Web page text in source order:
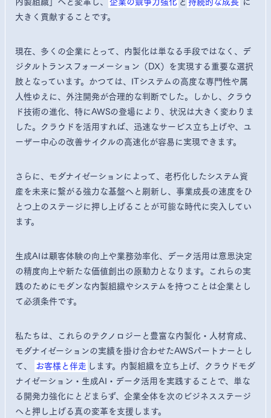
大きく貢献することです。
現在、多くの企業にとって、内製化は単なる手段ではなく、デ
ジタルトランスフォーメーション（DX）を実現する重要な選択
肢となっています。かつては、ITシステムの高度な専門性や属
人性ゆえに、外注開発が合理的な判断でした。しかし、クラウ
ド技術の進化、特にAWSの登場により、状況は大きく変わりま
した。クラウドを活用すれば、迅速なサービス立ち上げや、ユ
ーザー中心の改善サイクルの高速化が容易に実現できます。
さらに、モダナイゼーションによって、老朽化したシステム資
産を未来に繋がる強力な基盤へと刷新し、事業成長の速度をひ
とつ上のステージに押し上げることが可能な時代に突入してい
ます。
生成AIは顧客体験の向上や業務効率化、データ活用は意思決定
の精度向上や新たな価値創出の原動力となります。これらの実
践のためにモダンな内製組織やシステムを持つことは企業とし
て必須条件です。
私たちは、これらのテクノロジーと豊富な内製化・人材育成、
モダナイゼーションの実績を掛け合わせたAWSパートナーとし
て、
お客様と伴走 します。内製組織を立ち上げ、クラウドモダ
ナイゼーション・生成AI・データ活用を実践することで、単な
る開発力強化にとどまらず、企業全体を次のビジネスステージ
へと押し上げる真の変革を支援します。